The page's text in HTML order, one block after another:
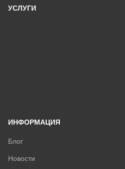
УСЛУГИ
ИНФОРМАЦИЯ
Блог
Новости